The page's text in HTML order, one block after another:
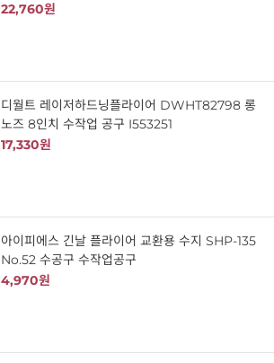
22,760원
디월트 레이저하드닝플라이어 DWHT82798 롱
노즈 8인치 수작업 공구 I553251
17,330원
아이피에스 긴날 플라이어 교환용 수지 SHP-135
No.52 수공구 수작업공구
4,970원